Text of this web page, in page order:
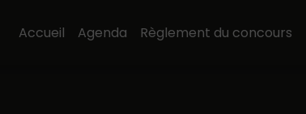
Accueil Agenda Règlement du concours